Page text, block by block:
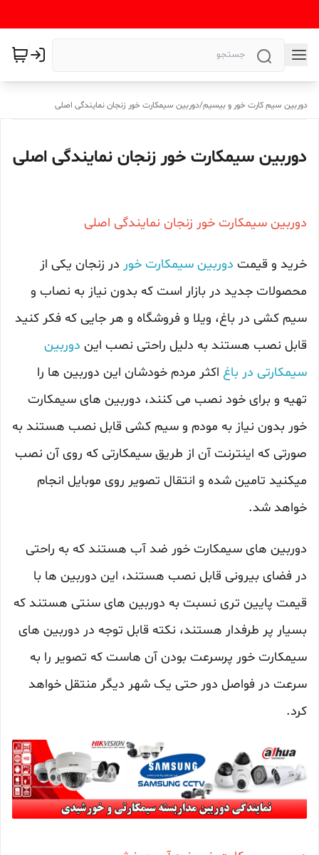
دوربین سیم کارت خور و بیسیم/دوربین سیمکارت خور زنجان نمایندگی اصلی
دوربین سیمکارت خور زنجان نمایندگی اصلی
دوربین سیمکارت خور زنجان نمایندگی اصلی
خرید و قیمت دوربین سیمکارت خور در زنجان یکی از
محصولات جدید در بازار است که بدون نیاز به نصاب و
سیم کشی در باغ، ویلا و فروشگاه و هر جایی که فکر کنید
قابل نصب هستند به دلیل راحتی نصب این دوربین
سیمکارتی در باغ اکثر مردم خودشان این دوربین ها را
تهیه و برای خود نصب می کنند، دوربین های سیمکارت
خور بدون نیاز به مودم و سیم کشی قابل نصب هستند به
صورتی که اینترنت آن از طریق سیمکارتی که روی آن نصب
میکنید تامین شده و انتقال تصویر روی موبایل انجام
خواهد شد.
دوربین های سیمکارت خور ضد آب هستند که به راحتی
در فضای بیرونی قابل نصب هستند، این دوربین ها با
قیمت پایین تری نسبت به دوربین های سنتی هستند که
بسیار پر طرفدار هستند، نکته قابل توجه در دوربین های
سیمکارت خور پرسرعت بودن آن هاست که تصویر را به
سرعت در فواصل دور حتی یک شهر دیگر منتقل خواهد
کرد.